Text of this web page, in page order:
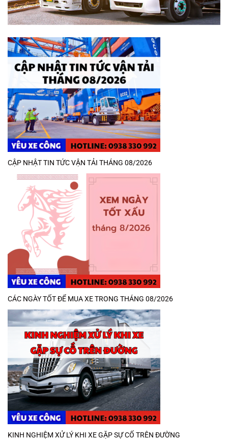
CẬP NHẬT TIN TỨC VẬN TẢI THÁNG 08/2026
CÁC NGÀY TỐT ĐỂ MUA XE TRONG THÁNG 08/2026
KINH NGHIỆM XỬ LÝ KHI XE GẶP SỰ CỐ TRÊN ĐƯỜNG